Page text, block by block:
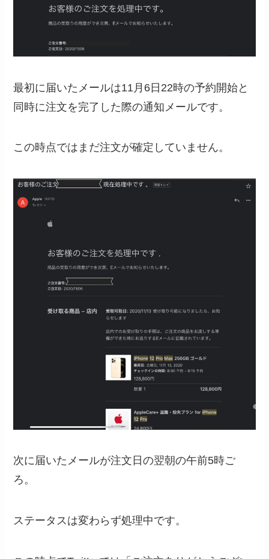
最初に届いたメールは11月6日22時の予約開始と
同時に注文を完了した際の通知メールです。
この時点ではまだ注文が確定していません。
次に届いたメールが注文日の翌朝の午前5時ご
ろ。
ステータスは変わらず処理中です。